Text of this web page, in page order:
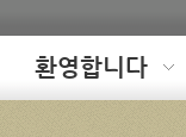
환영합니다